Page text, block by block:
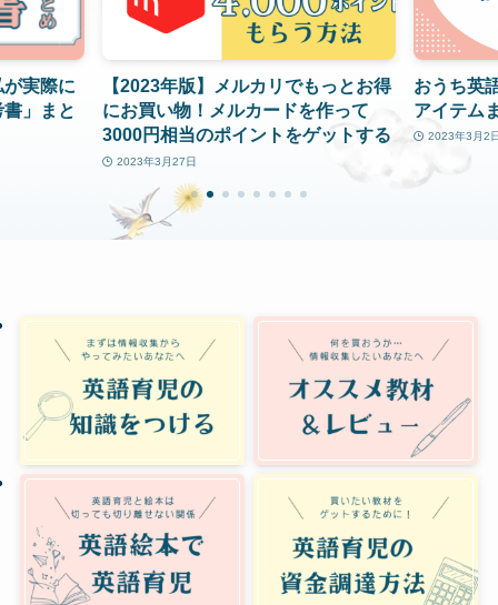
実際に
」まと
【2023年版】メルカリでもっとお得
にお買い物！メルカードを作って
3000円相当のポイントをゲットする
裏技
2023年3月27日
おうち英
アイテム
2023年3月2